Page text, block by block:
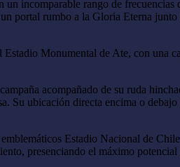
incomparable rango de
portal rumbo a la Gloria Eterna
Monumental de Ate, con una
acompañado de su ruda
Su ubicación directa encima o
Estadio Nacional de
presenciando el máximo